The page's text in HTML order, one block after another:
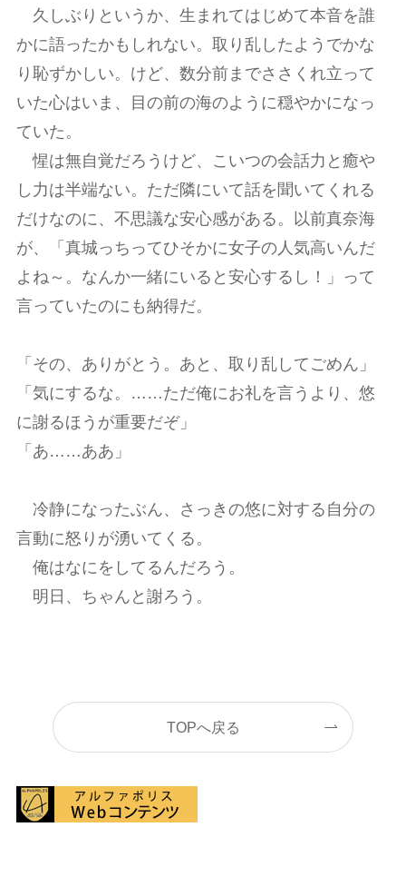
久しぶりというか、生まれてはじめて本音を誰
かに語ったかもしれない。取り乱したようでかな
り恥ずかしい。けど、数分前までささくれ立って
いた心はいま、目の前の海のように穏やかになっ
ていた。
惺は無自覚だろうけど、こいつの会話力と癒や
し力は半端ない。ただ隣にいて話を聞いてくれる
だけなのに、不思議な安心感がある。以前真奈海
が、「真城っちってひそかに女子の人気高いんだ
よね～。なんか一緒にいると安心するし！」って
言っていたのにも納得だ。
「その、ありがとう。あと、取り乱してごめん」
「気にするな。……ただ俺にお礼を言うより、悠
に謝るほうが重要だぞ」
「あ……ああ」
冷静になったぶん、さっきの悠に対する自分の
言動に怒りが湧いてくる。
俺はなにをしてるんだろう。
明日、ちゃんと謝ろう。
TOPへ戻る